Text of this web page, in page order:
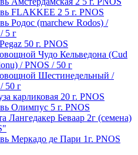
FLAKKEE 2 5 г. PNOS
Родос (marchew Rodos) /
5 г
50 г. PNOS
Чудо Кельведона (Cud
/ PNOS / 50 г
Шестинедельный /
50 г
карликовая 20 г. PNOS
Олимпус 5 г. PNOS
Лангедакер Беваар 2г (семена)
Меркадо де Пари 1г. PNOS